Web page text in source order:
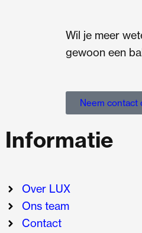
Wil je meer
gewoon een
Neem contact
Informatie
Over LUX
Ons team
Contact